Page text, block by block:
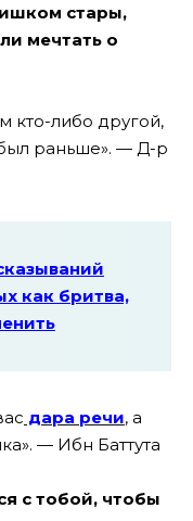
стары,
мечтать о
кто-либо другой,
раньше». — Д-р
как бритва,
дара речи, а
— Ибн Баттута
с тобой, чтобы